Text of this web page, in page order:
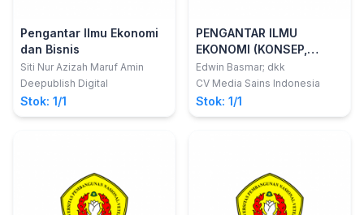
Pengantar Ilmu Ekonomi
dan Bisnis
Siti Nur Azizah Maruf Amin
Deepublish Digital
Stok: 1/1
PENGANTAR ILMU
EKONOMI (KONSEP,
TEORI, DAN
IMPLEMENTASI)
Edwin Basmar; dkk
CV Media Sains Indonesia
Stok: 1/1